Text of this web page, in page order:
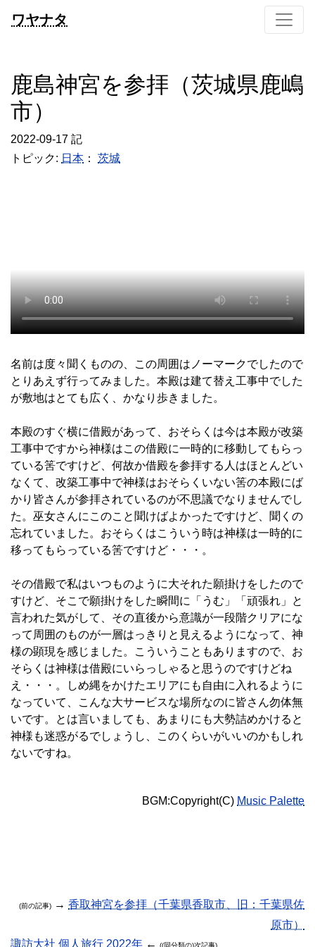
ワヤナタ
鹿島神宮を参拝（茨城県鹿嶋
市）
2022-09-17 記
トピック: 日本 ： 茨城
名前は度々聞くものの、この周囲はノーマークでしたので
とりあえず行ってみました。本殿は建て替え工事中でした
が敷地はとても広く、かなり歩きました。
本殿のすぐ横に借殿があって、おそらくは今は本殿が改築
工事中ですから神様はこの借殿に一時的に移動してもらっ
ている筈ですけど、何故か借殿を参拝する人はほとんどい
なくて、改築工事中で神様はおそらくいない筈の本殿にば
かり皆さんが参拝されているのが不思議でなりませんでし
た。巫女さんにこのこと聞けばよかったですけど、聞くの
忘れていました。おそらくはこういう時は神様は一時的に
移ってもらっている筈ですけど・・・。
その借殿で私はいつものように大それた願掛けをしたので
すけど、そこで願掛けをした瞬間に「うむ」「頑張れ」と
言われた気がして、その直後から意識が一段階クリアにな
って周囲のものが一層はっきりと見えるようになって、神
様の顕現を感じました。こういうこともありますので、お
そらくは神様は借殿にいらっしゃると思うのですけどね
え・・・。しめ縄をかけたエリアにも自由に入れるように
なっていて、こんな大サービスな場所なのに皆さん勿体無
いです。とは言いましても、あまりにも大勢詰めかけると
神様も迷惑がるでしょうし、このくらいがいいのかもしれ
ないですね。
BGM:Copyright(C) Music Palette
(前の記事) → 香取神宮を参拝（千葉県香取市、旧：千葉県佐
原市）
諏訪大社 個人旅行 2022年 ← ((同分類の)次記事)